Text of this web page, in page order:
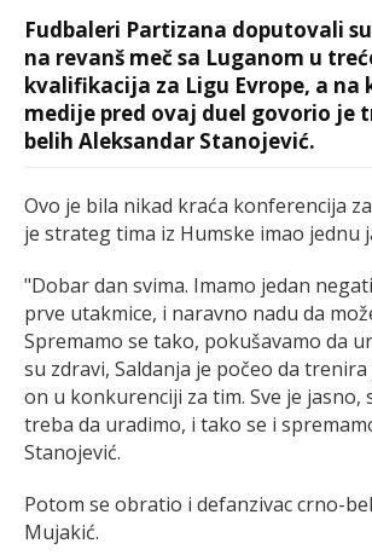
Fudbaleri Partizana doputovali
na revanš meč sa Luganom u
kvalifikacija za Ligu Evrope, a na
medije pred ovaj duel govorio je
belih Aleksandar Stanojević.
Ovo je bila nikad kraća konferencija
je strateg tima iz Humske imao jednu
"Dobar dan svima. Imamo jedan
prve utakmice, i naravno nadu da
Spremamo se tako, pokušavamo da
su zdravi, Saldanja je počeo da
on u konkurenciji za tim. Sve je jasno,
treba da uradimo, i tako se i
Stanojević.
Potom se obratio i defanzivac crno-
Mujakić.